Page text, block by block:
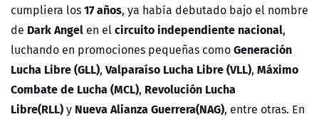
cumpliera los17 años, ya había debutado bajo el nombre
de Dark Angel en elcircuito independiente nacional,
luchando en promociones pequeñas comoGeneración
Lucha Libre (GLL), Valparaíso Lucha Libre (VLL), Máximo
Combate de Lucha (MCL), Revolución Lucha
Libre(RLL)y Nueva Alianza Guerrera(NAG), entre otras. En